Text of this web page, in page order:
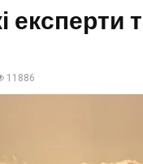
11886